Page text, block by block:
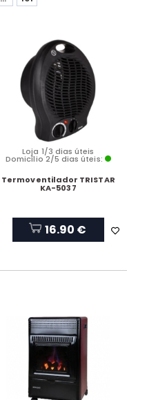
Loja 1/3 dias úteis
Domicílio 2/5 dias úteis:
Termoventilador TRISTAR
KA-5037
16.90 €